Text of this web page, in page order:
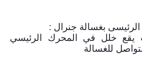
يقع خلل في المحرك الرئيسي
للغسالة